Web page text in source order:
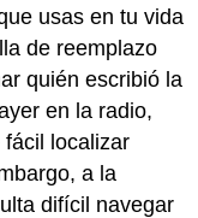
usas en tu vida
de reemplazo
quién escribió la
en la radio,
localizar
a la
difícil navegar